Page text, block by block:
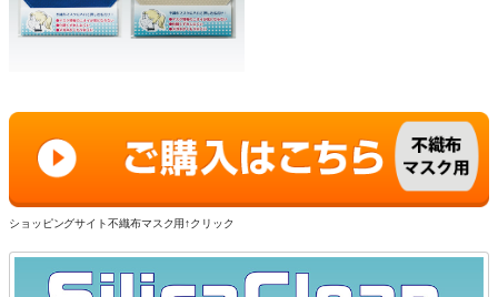
ショッピングサイト不織布マスク用↑クリック